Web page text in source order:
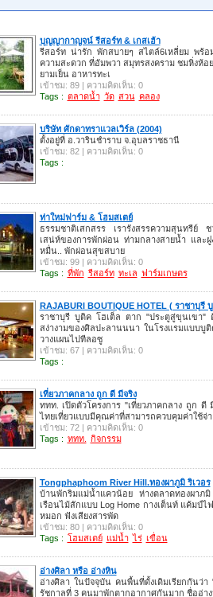
บุญญากาญจน์ รีสอร์ท & เกสเฮ้า
รีสอร์ท น่ารัก พักสบายๆ สไตล์6เหลี่ยม พร้อ
ความสะดวก ที่อัมพวา สมุทรสงคราม ชมหิ่งห้อ
ยามเย็น อาหารทะเ
เข้าชม: 89 | ความคิดเห็น: 0
Tags : ตลาดน้ำ วัด สวน คลอง
บริษัท ศักดาทราแวลเวิร์ล (2004)
ตั้งอยู่ที่ อ.วารินชำราบ จ.อุบลราชธานี
เข้าชม: 82 | ความคิดเห็น: 0
Tags :
ท่าใหม่ฟาร์ม & โฮมสเตย์
ธรรมชาติเสกสรร เรารังสรรความสุนทรีย์ ช
เสน่ห์ของการพักผ่อน ท่ามกลางสายน้ำ และ
หมื่น.. พักผ่อนสุขสบาย
เข้าชม: 99 | ความคิดเห็น: 0
Tags : ที่พัก รีสอร์ท ทะเล ฟาร์มเกษตร
RAJABURI BOUTIQUE HOTEL ( ราชาบุรี
ราชาบุรี บูติค โฮเต็ล ตาก "ประตูสู่ขุนเขา"
สง่างามของศิลปะลานนนา ในโรงแรมแบบบู
วางแผนไปทีลอซู
เข้าชม: 67 | ความคิดเห็น: 0
Tags :
เที่ยวภาคกลาง ถูก ดี มีจริง
ททท. เปิดตัวโครงการ "เที่ยวภาคกลาง ถูก ดี
ไทยเที่ยวแบบมีคุณค่าที่สามารถควบคุมค่าใช้จ่า
เข้าชม: 72 | ความคิดเห็น: 0
Tags : ททท. กิจกรรม
Tongphaphoom River Hill.ทองผาภูมิ ริเวอร
บ้านพักริมแม่น้ำแควน้อย ห่างตลาดทองผา
เรือนไม้สักแบบ Log Home กางเต็นท์ แค้มป์ไ
หมอก ฟังเสียงสารพัด
เข้าชม: 80 | ความคิดเห็น: 0
Tags : โฮมสเตย์ แม่น้ำ ไร่ เขื่อน
อ่างศิลา หรือ อ่างหิน
อ่างศิลา ในปัจจุบัน คนพื้นที่ดั้งเดิมเรียกกันว่า
รัชกาลที่ 3 คนมาพักตากอากาศกันมาก ชื่ออ่าง